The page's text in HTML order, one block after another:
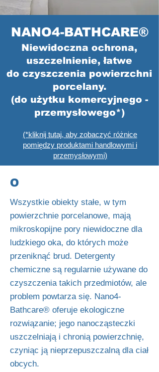
NANO4-BATHCARE®
Niewidoczna ochrona,
uszczelnienie, łatwe
do czyszczenia powierzchni
porcelany.
(do użytku komercyjnego -
przemysłowego*)
(*kliknij tutaj, aby zobaczyć różnice
pomiędzy produktami handlowymi i
przemysłowymi)
O
Wszystkie obiekty stałe, w tym
powierzchnie porcelanowe, mają
mikroskopijne pory niewidoczne dla
ludzkiego oka, do których może
przeniknąć brud. Detergenty
chemiczne są regularnie używane do
czyszczenia takich przedmiotów, ale
problem powtarza się. Nano4-
Bathcare® oferuje ekologiczne
rozwiązanie; jego nanocząsteczki
uszczelniają i chronią powierzchnię,
czyniąc ją nieprzepuszczalną dla ciał
obcych.